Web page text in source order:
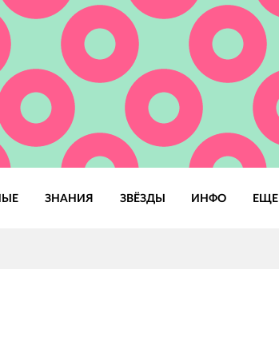
ЗНАНИЯ ЗВЁЗДЫ ИНФО ЕЩЕ